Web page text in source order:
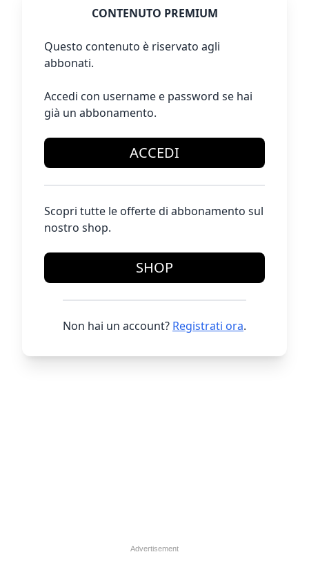
CONTENUTO PREMIUM
Questo contenuto è riservato agli
abbonati.
Accedi con username e password se hai
già un abbonamento.
ACCEDI
Scopri tutte le offerte di abbonamento sul
nostro shop.
SHOP
Non hai un account? Registrati ora.